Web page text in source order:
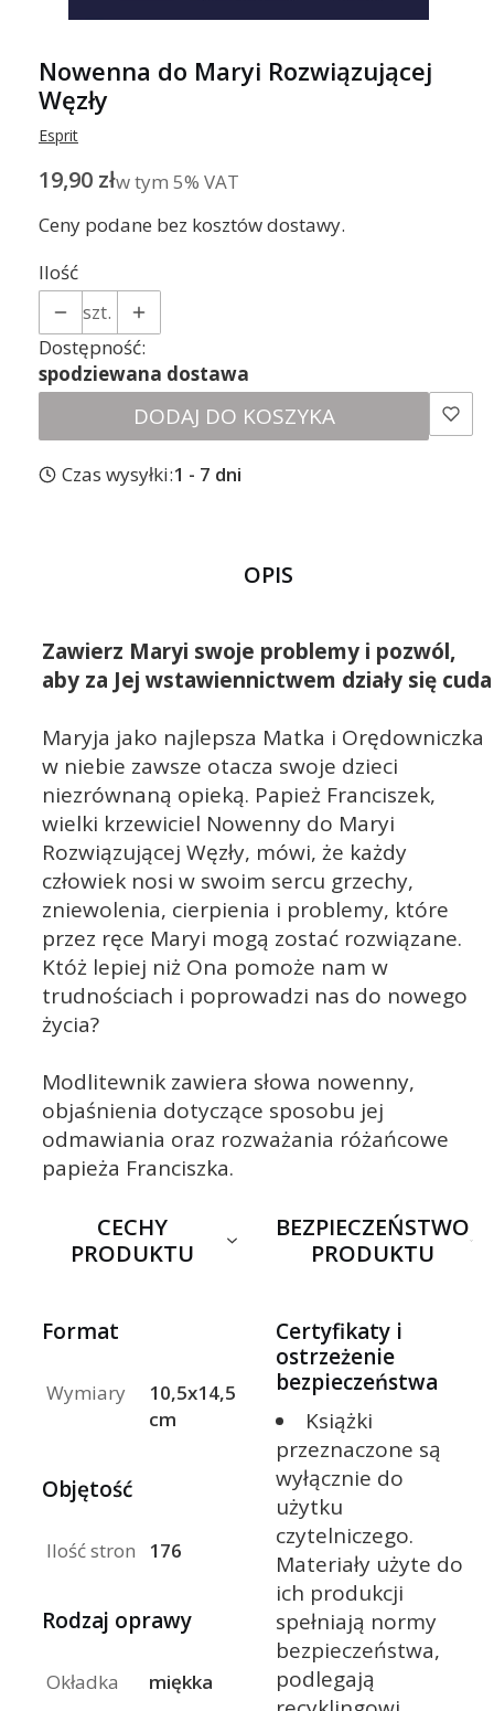
Nowenna do Maryi Rozwiązującej
Węzły
Esprit
Cena
19,90 złw tym 5% VAT
w tym 5% VAT
Ceny podane bez kosztów dostawy.
Ilość
szt.
Dostępność:
spodziewana dostawa
DODAJ DO KOSZYKA
Czas wysyłki:1 - 7 dni
OPIS
Zawierz Maryi swoje problemy i pozwól,
aby za Jej wstawiennictwem działy się cuda
Maryja jako najlepsza Matka i Orędowniczka
w niebie zawsze otacza swoje dzieci
niezrównaną opieką. Papież Franciszek,
wielki krzewiciel Nowenny do Maryi
Rozwiązującej Węzły, mówi, że każdy
człowiek nosi w swoim sercu grzechy,
zniewolenia, cierpienia i problemy, które
przez ręce Maryi mogą zostać rozwiązane.
Któż lepiej niż Ona pomoże nam w
trudnościach i poprowadzi nas do nowego
życia?
Modlitewnik zawiera słowa nowenny,
objaśnienia dotyczące sposobu jej
odmawiania oraz rozważania różańcowe
papieża Franciszka.
CECHY
PRODUKTU
Format
Wymiary
10,5x14,5
cm
Objętość
Ilość stron 176
Rodzaj oprawy
Okładka miękka
BEZPIECZEŃSTWO
PRODUKTU
Certyfikaty i
ostrzeżenie
bezpieczeństwa
Książki
przeznaczone są
wyłącznie do
użytku
czytelniczego.
Materiały użyte do
ich produkcji
spełniają normy
bezpieczeństwa,
podlegają